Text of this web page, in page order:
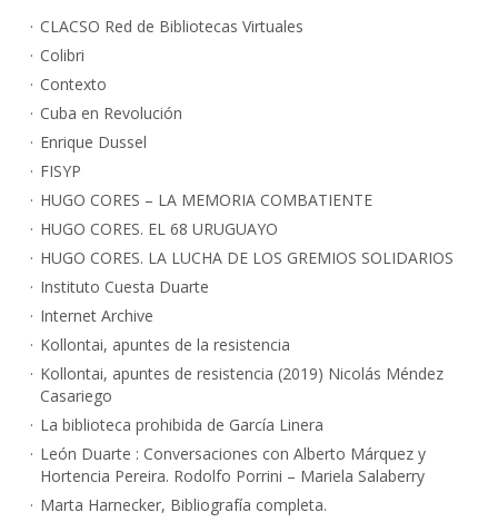
CLACSO Red de Bibliotecas Virtuales
Colibri
Contexto
Cuba en Revolución
Enrique Dussel
FISYP
HUGO CORES – LA MEMORIA COMBATIENTE
HUGO CORES. EL 68 URUGUAYO
HUGO CORES. LA LUCHA DE LOS GREMIOS SOLIDARIOS
Instituto Cuesta Duarte
Internet Archive
Kollontai, apuntes de la resistencia
Kollontai, apuntes de resistencia (2019) Nicolás Méndez
Casariego
La biblioteca prohibida de García Linera
León Duarte : Conversaciones con Alberto Márquez y
Hortencia Pereira. Rodolfo Porrini – Mariela Salaberry
Marta Harnecker, Bibliografía completa.